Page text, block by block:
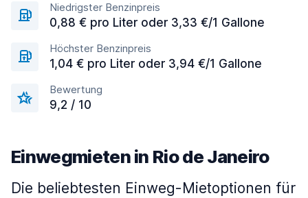
Niedrigster Benzinpreis
0,88 € pro Liter oder 3,33 €/1 Gallone
Höchster Benzinpreis
1,04 € pro Liter oder 3,94 €/1 Gallone
Bewertung
9,2 / 10
Einwegmieten in Rio de Janeiro
Die beliebtesten Einweg-Mietoptionen für